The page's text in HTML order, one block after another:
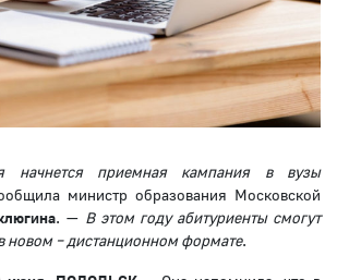
приемная кампания в вузы
министр образования Московской
. — В этом году абитуриенты смогут
новом – дистанционном формате.